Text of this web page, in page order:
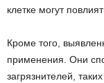
клетке могут
Кроме того,
применения. Они
загрязнителей,